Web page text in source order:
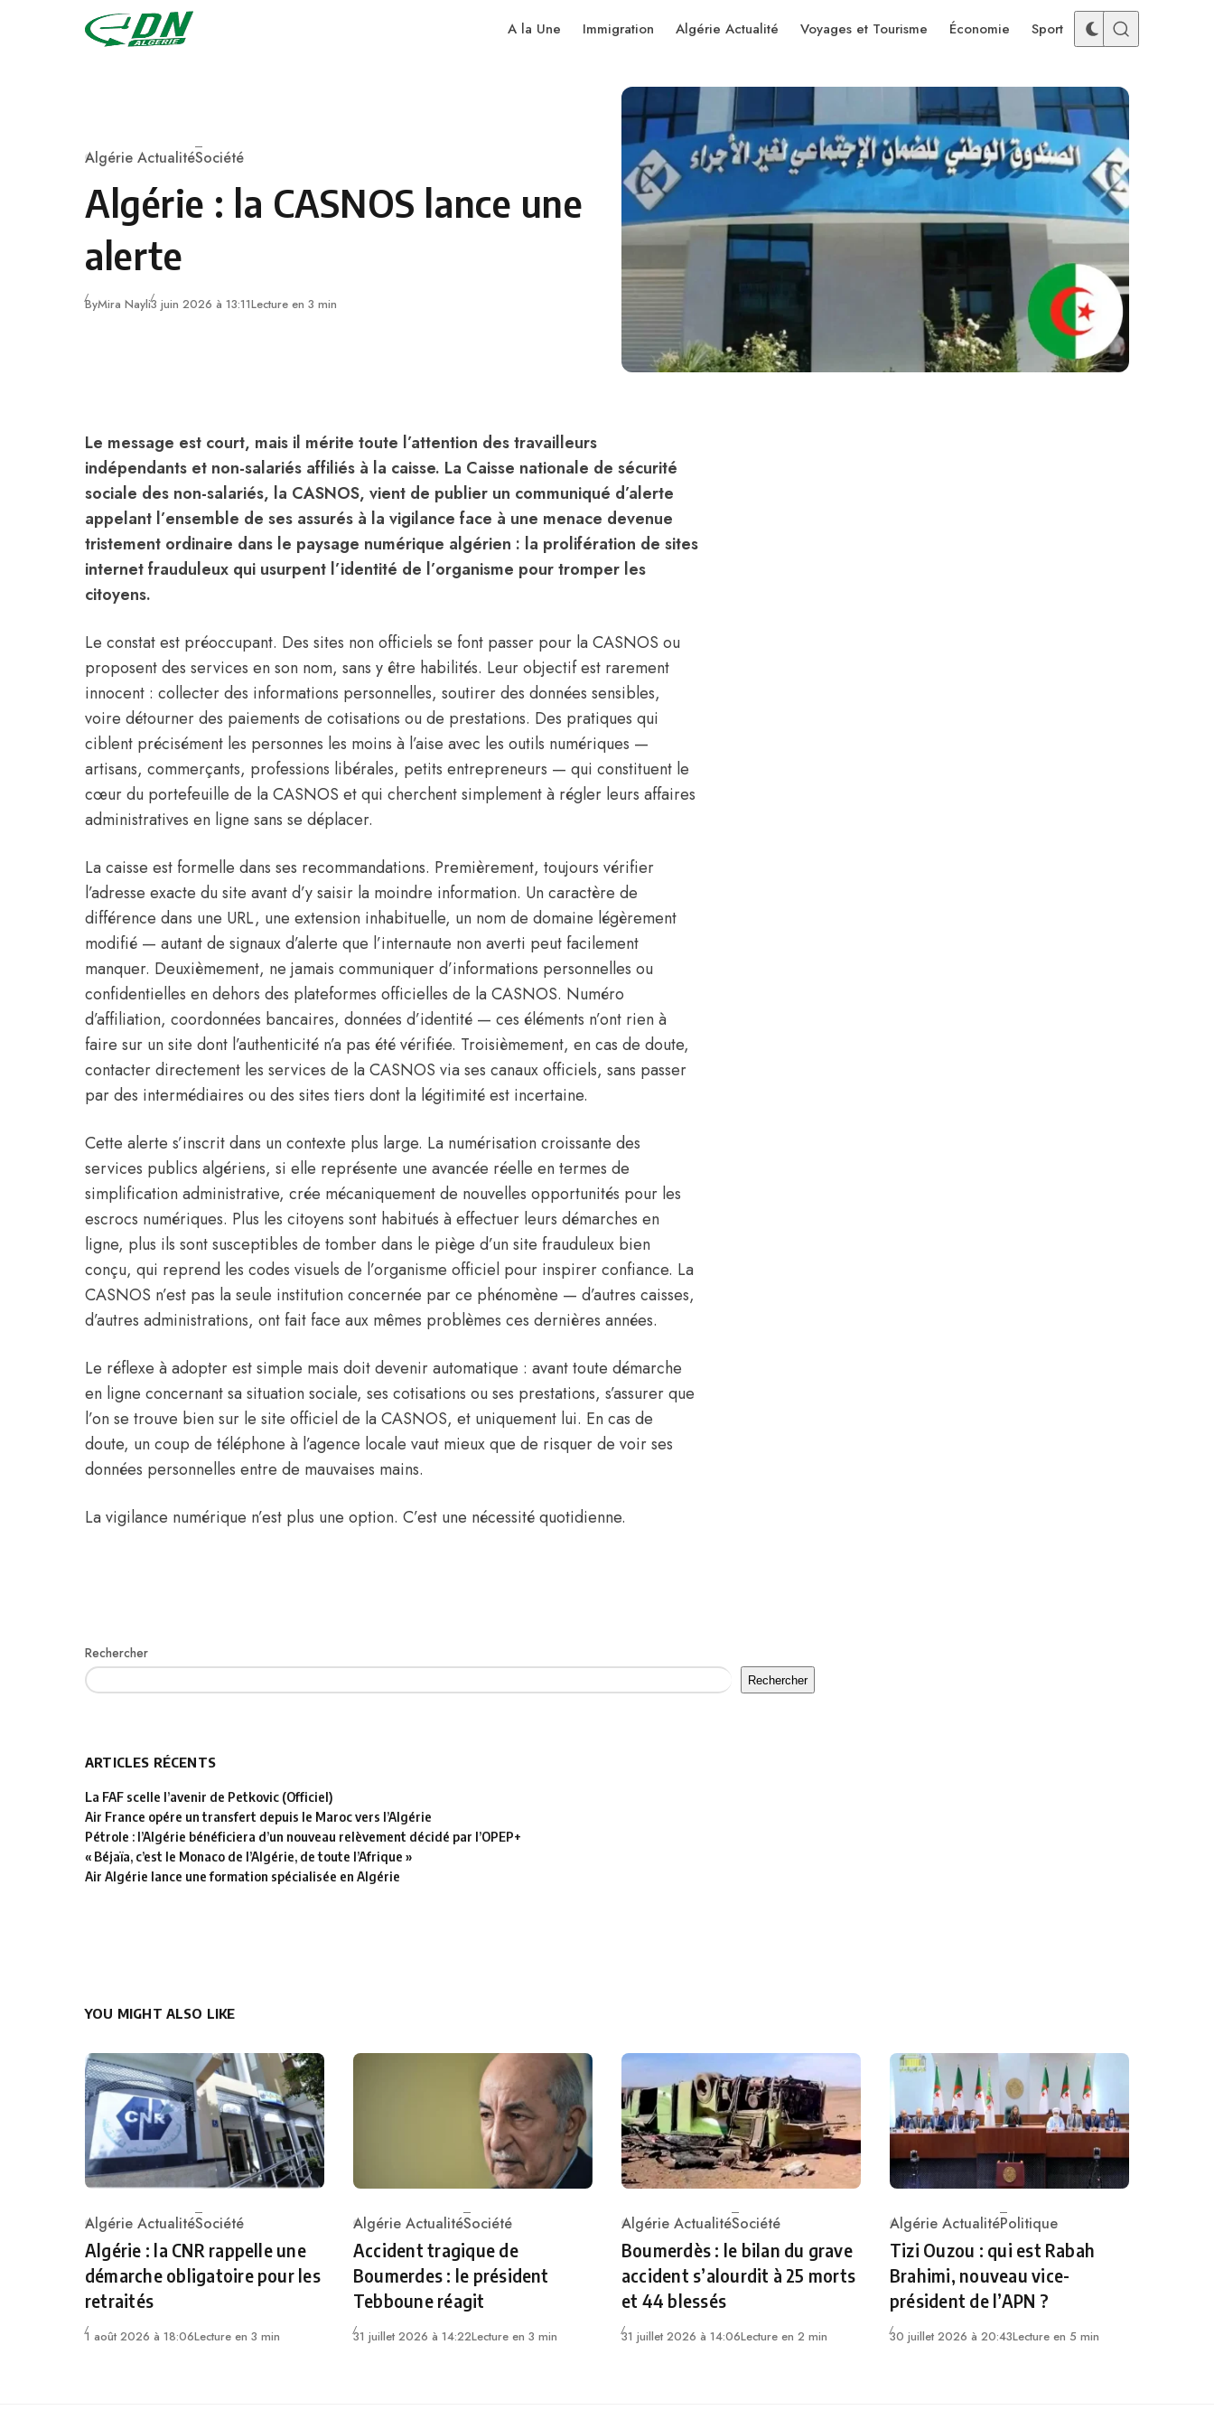
Skip to content
A la Une Immigration Algérie Actualité Voyages et Tourisme Économie Sport
Category
Algérie ActualitéSociété
Algérie : la CASNOS lance une
alerte
ByMira Nayli3 juin 2026 à 13:11Lecture en 3 min
Le message est court, mais il mérite toute l’attention des travailleurs
indépendants et non-salariés affiliés à la caisse. La Caisse nationale de sécurité
sociale des non-salariés, la CASNOS, vient de publier un communiqué d’alerte
appelant l’ensemble de ses assurés à la vigilance face à une menace devenue
tristement ordinaire dans le paysage numérique algérien : la prolifération de sites
internet frauduleux qui usurpent l’identité de l’organisme pour tromper les
citoyens.
Le constat est préoccupant. Des sites non officiels se font passer pour la CASNOS ou
proposent des services en son nom, sans y être habilités. Leur objectif est rarement
innocent : collecter des informations personnelles, soutirer des données sensibles,
voire détourner des paiements de cotisations ou de prestations. Des pratiques qui
ciblent précisément les personnes les moins à l’aise avec les outils numériques —
artisans, commerçants, professions libérales, petits entrepreneurs — qui constituent le
cœur du portefeuille de la CASNOS et qui cherchent simplement à régler leurs affaires
administratives en ligne sans se déplacer.
La caisse est formelle dans ses recommandations. Premièrement, toujours vérifier
l’adresse exacte du site avant d’y saisir la moindre information. Un caractère de
différence dans une URL, une extension inhabituelle, un nom de domaine légèrement
modifié — autant de signaux d’alerte que l’internaute non averti peut facilement
manquer. Deuxièmement, ne jamais communiquer d’informations personnelles ou
confidentielles en dehors des plateformes officielles de la CASNOS. Numéro
d’affiliation, coordonnées bancaires, données d’identité — ces éléments n’ont rien à
faire sur un site dont l’authenticité n’a pas été vérifiée. Troisièmement, en cas de doute,
contacter directement les services de la CASNOS via ses canaux officiels, sans passer
par des intermédiaires ou des sites tiers dont la légitimité est incertaine.
Cette alerte s’inscrit dans un contexte plus large. La numérisation croissante des
services publics algériens, si elle représente une avancée réelle en termes de
simplification administrative, crée mécaniquement de nouvelles opportunités pour les
escrocs numériques. Plus les citoyens sont habitués à effectuer leurs démarches en
ligne, plus ils sont susceptibles de tomber dans le piège d’un site frauduleux bien
conçu, qui reprend les codes visuels de l’organisme officiel pour inspirer confiance. La
CASNOS n’est pas la seule institution concernée par ce phénomène — d’autres caisses,
d’autres administrations, ont fait face aux mêmes problèmes ces dernières années.
Le réflexe à adopter est simple mais doit devenir automatique : avant toute démarche
en ligne concernant sa situation sociale, ses cotisations ou ses prestations, s’assurer que
l’on se trouve bien sur le site officiel de la CASNOS, et uniquement lui. En cas de
doute, un coup de téléphone à l’agence locale vaut mieux que de risquer de voir ses
données personnelles entre de mauvaises mains.
La vigilance numérique n’est plus une option. C’est une nécessité quotidienne.
Rechercher
Rechercher
ARTICLES RÉCENTS
La FAF scelle l’avenir de Petkovic (Officiel)
Air France opére un transfert depuis le Maroc vers l’Algérie
Pétrole : l’Algérie bénéficiera d’un nouveau relèvement décidé par l’OPEP+
« Béjaïa, c’est le Monaco de l’Algérie, de toute l’Afrique »
Air Algérie lance une formation spécialisée en Algérie
YOU MIGHT ALSO LIKE
Category
Algérie ActualitéSociété
Algérie : la CNR rappelle une
démarche obligatoire pour les
retraités
1 août 2026 à 18:06Lecture en 3 min
Category
Algérie ActualitéSociété
Accident tragique de
Boumerdes : le président
Tebboune réagit
31 juillet 2026 à 14:22Lecture en 3 min
Category
Algérie ActualitéSociété
Boumerdès : le bilan du grave
accident s’alourdit à 25 morts
et 44 blessés
31 juillet 2026 à 14:06Lecture en 2 min
Category
Algérie ActualitéPolitique
Tizi Ouzou : qui est Rabah
Brahimi, nouveau vice-
président de l’APN ?
30 juillet 2026 à 20:43Lecture en 5 min